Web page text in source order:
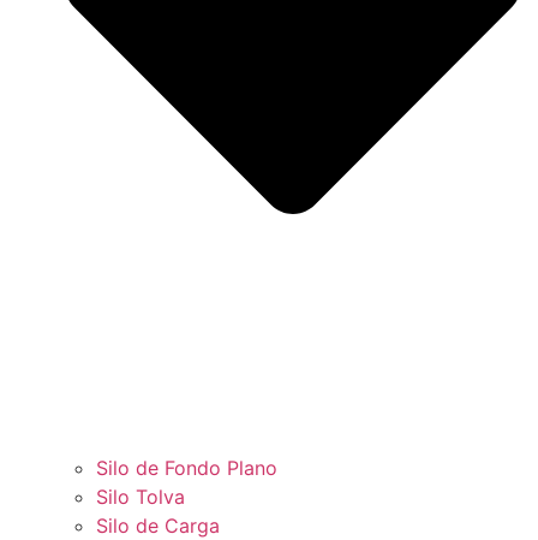
Silo de Fondo Plano
Silo Tolva
Silo de Carga